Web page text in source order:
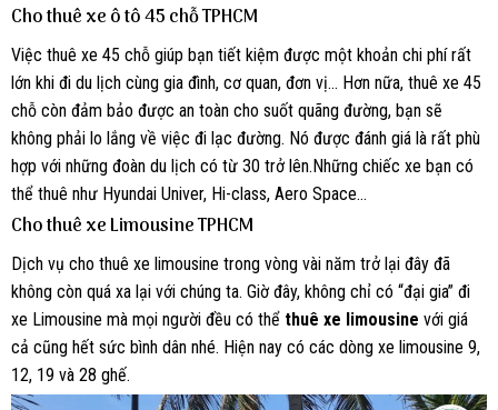
Cho thuê xe ô tô 45 chỗ TPHCM
Việc thuê xe 45 chỗ giúp bạn tiết kiệm được một khoản chi phí rất
lớn khi đi du lịch cùng gia đình, cơ quan, đơn vị… Hơn nữa, thuê xe 45
chỗ còn đảm bảo được an toàn cho suốt quãng đường, bạn sẽ
không phải lo lắng về việc đi lạc đường. Nó được đánh giá là rất phù
hợp với những đoàn du lịch có từ 30 trở lên.Những chiếc xe bạn có
thể thuê như Hyundai Univer, Hi-class, Aero Space…
Cho thuê xe Limousine TPHCM
Dịch vụ cho thuê xe limousine trong vòng vài năm trở lại đây đã
không còn quá xa lại với chúng ta. Giờ đây, không chỉ có “đại gia” đi
xe Limousine mà mọi người đều có thể thuê xe limousine với giá
cả cũng hết sức bình dân nhé. Hiện nay có các dòng xe limousine 9,
12, 19 và 28 ghế.